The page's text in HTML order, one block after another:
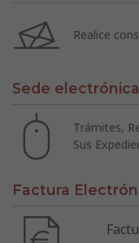
Realice
Sede electrónica
Trámites,
Sus
Factura